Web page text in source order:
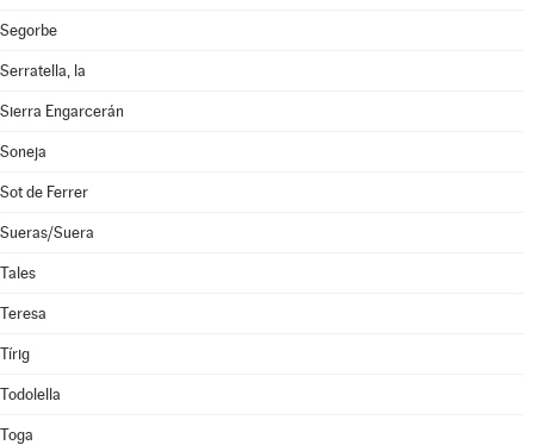
Segorbe
Serratella, la
Sierra Engarcerán
Soneja
Sot de Ferrer
Sueras/Suera
Tales
Teresa
Tírig
Todolella
Toga